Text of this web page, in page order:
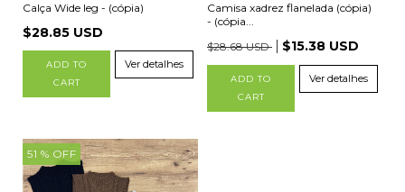
Calça Wide leg - (cópia)
$28.85 USD
ADD TO
CART
Ver detalhes
Camisa xadrez flanelada (cópia)
- (cópia...
$28.68 USD
$15.38 USD
ADD TO
CART
Ver detalhes
51 % OFF